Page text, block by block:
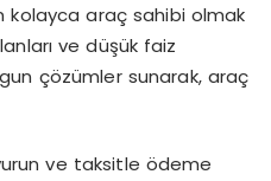
kolayca araç sahibi olmak
ve düşük faiz
çözümler sunarak, araç
ve taksitle ödeme